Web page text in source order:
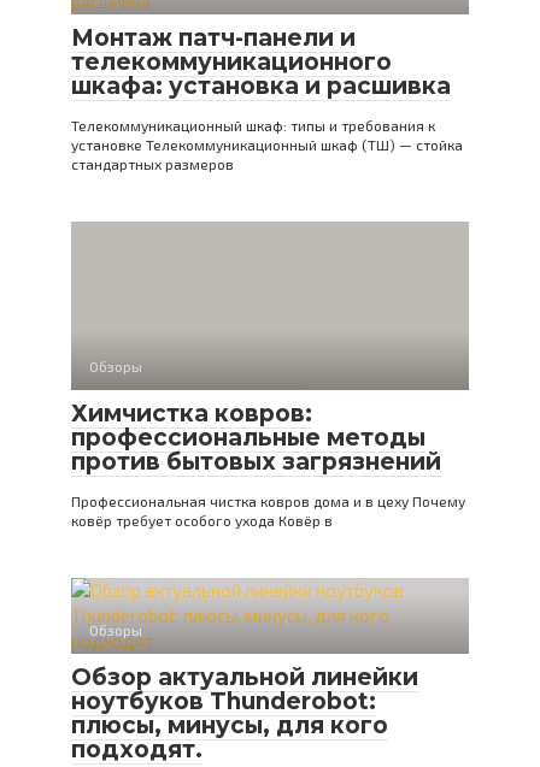
Монтаж патч-панели и
телекоммуникационного
шкафа: установка и расшивка
Телекоммуникационный шкаф: типы и требования к
установке Телекоммуникационный шкаф (ТШ) — стойка
стандартных размеров
Обзоры
Химчистка ковров:
профессиональные методы
против бытовых загрязнений
Профессиональная чистка ковров дома и в цеху Почему
ковёр требует особого ухода Ковёр в
Обзоры
Обзор актуальной линейки
ноутбуков Thunderobot:
плюсы, минусы, для кого
подходят.